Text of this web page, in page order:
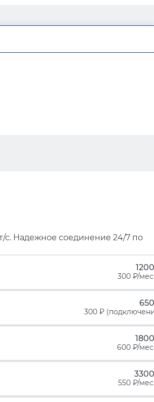
с. Надежное соединение 24/7 по
300 ₽/
300 ₽
600 ₽/
550 ₽/